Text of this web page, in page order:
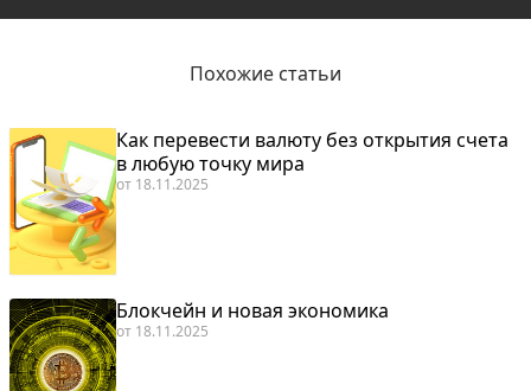
Похожие статьи
Как перевести валюту без открытия счета
в любую точку мира
от 18.11.2025
Блокчейн и новая экономика
от 18.11.2025